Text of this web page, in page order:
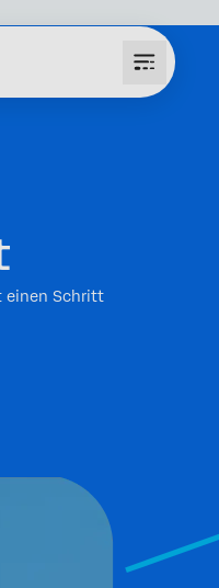
einen Schritt